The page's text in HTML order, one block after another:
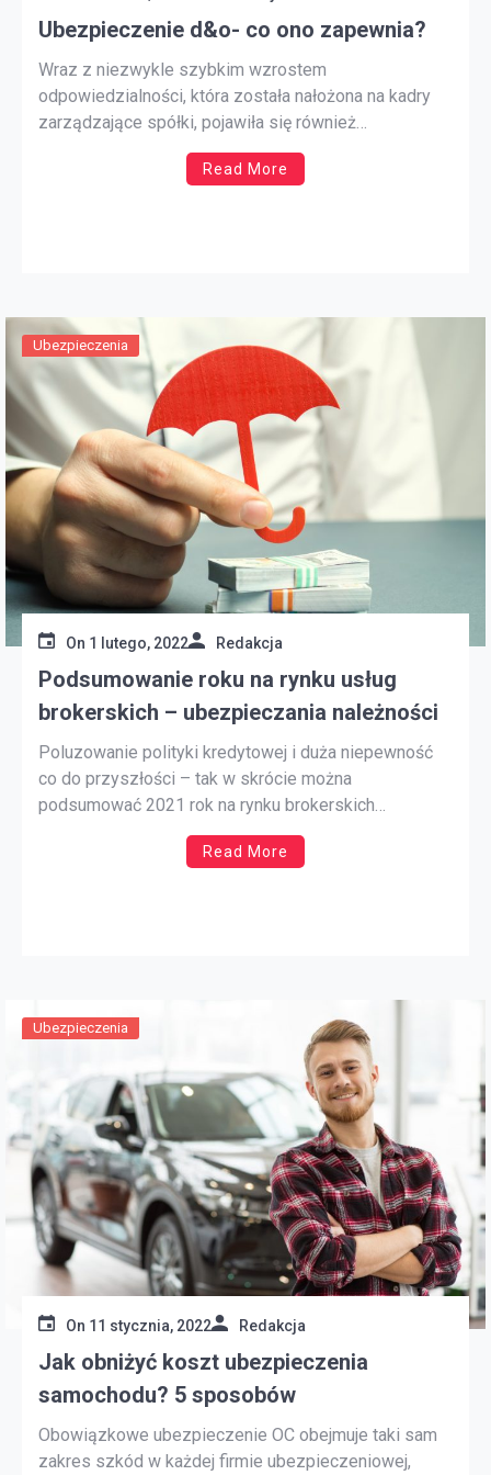
Ubezpieczenie d&o- co ono zapewnia?
Wraz z niezwykle szybkim wzrostem
odpowiedzialności, która została nałożona na kadry
zarządzające spółki, pojawiła się również
konieczność odpowiedniej ochrony. Często jedna
błędna decyzja może poskutkować tym, że przez
Read More
Ubezpieczenia
On 1 lutego, 2022 Redakcja
Podsumowanie roku na rynku usług
brokerskich – ubezpieczania należności
Poluzowanie polityki kredytowej i duża niepewność
co do przyszłości – tak w skrócie można
podsumować 2021 rok na rynku brokerskich
ubezpieczeń dedykowanych przedsiębiorstwom.
Firmy coraz chętniej się ubezpieczają – w ubiegłym
Read More
Ubezpieczenia
On 11 stycznia, 2022 Redakcja
Jak obniżyć koszt ubezpieczenia
samochodu? 5 sposobów
Obowiązkowe ubezpieczenie OC obejmuje taki sam
zakres szkód w każdej firmie ubezpieczeniowej,